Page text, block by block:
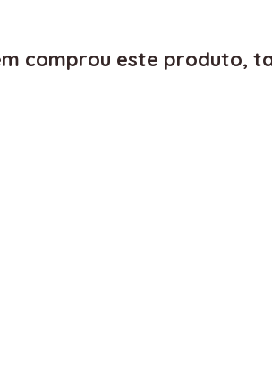
comprou este produto,